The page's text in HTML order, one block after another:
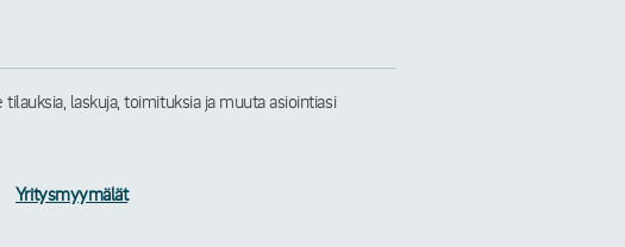
laskuja, toimituksia ja muuta asiointiasi
Yritysmyymälät